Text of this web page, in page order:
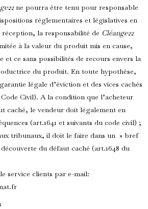
ne pourra être tenu pour responsable
réglementaires et législatives en
la responsabilité de Cléange22
à la valeur du produit mis en cause,
et ce sans possibilités de recours envers la
du produit. En toute hypothèse,
légale d’éviction et des vices cachés
Civil). A la condition que l’acheteur
caché, le vendeur doit légalement en
(art.1641 et suivants du code civil) ;
tribunaux, il doit le faire dans un » bref
du défaut caché (art.1648 du
service clients par e-mail: